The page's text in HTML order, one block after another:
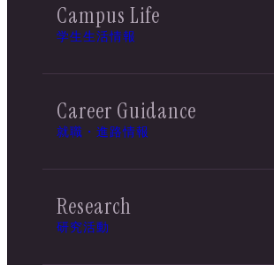
Campus Life
学生生活情報
Career Guidance
就職・進路情報
Research
研究活動